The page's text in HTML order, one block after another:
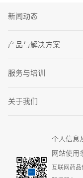
新闻动态
品牌新闻
媒体报道
产品与解决方案
CT系列
PET/CT系列
US系列
服务与培训
MDaaS
客户服务解决方案
先进医学培训中心
关于我们
招贤纳士
个人信息
网站使用
互联网药品